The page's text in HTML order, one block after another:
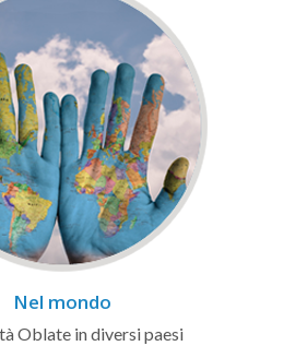
Nel mondo
Oblate in diversi paesi